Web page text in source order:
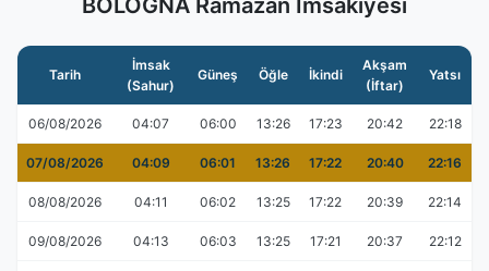
BOLOGNA Ramazan İmsakiyesi
Tarih
İmsak
(Sahur)
Güneş Öğle İkindi
Akşam
(İftar)
Yatsı
06/08/2026 04:07 06:00 13:26 17:23 20:42 22:18
07/08/2026 04:09 06:01 13:26 17:22 20:40 22:16
08/08/2026 04:11 06:02 13:25 17:22 20:39 22:14
09/08/2026 04:13 06:03 13:25 17:21 20:37 22:12